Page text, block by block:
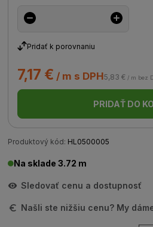
Pridať k porovnaniu
7,17 € / m s DPH5,83 € / m bez
PRIDAŤ DO
Produktový kód: HL0500005
Na sklade 3.72 m
Sledovať cenu a dostupnosť
Našli ste nižšiu cenu? My